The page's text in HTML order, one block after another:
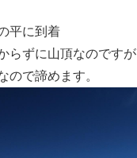
平に到着
らずに山頂なのですが
ので諦めます。